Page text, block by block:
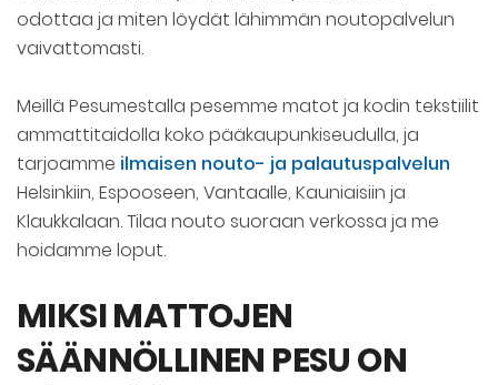
odottaa ja miten löydät lähimmän noutopalvelun
vaivattomasti.
Meillä Pesumestalla pesemme matot ja kodin tekstiilit
ammattitaidolla koko pääkaupunkiseudulla, ja
tarjoamme ilmaisen nouto- ja palautuspalvelun
Helsinkiin, Espooseen, Vantaalle, Kauniaisiin ja
Klaukkalaan. Tilaa nouto suoraan verkossa ja me
hoidamme loput.
MIKSI MATTOJEN
SÄÄNNÖLLINEN PESU ON